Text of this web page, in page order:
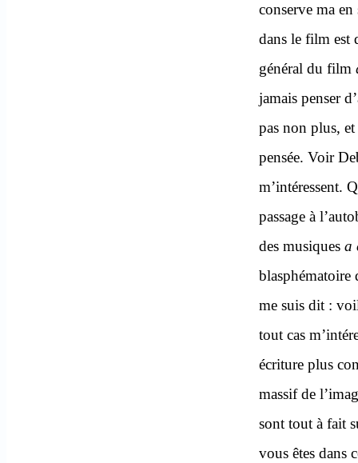
conserve ma
dans le film est
général du film
jamais penser
pas non plus,
pensée. Voir
m’intéressent.
passage à
des musiques a
blasphématoire
me suis dit :
tout cas
écriture plus
massif de
sont tout à fait
vous êtes dans